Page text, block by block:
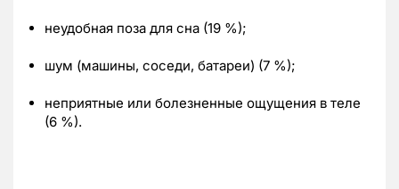
неудобная поза для сна (19 %);
шум (машины, соседи, батареи) (7 %);
неприятные или болезненные ощущения в теле
(6 %).